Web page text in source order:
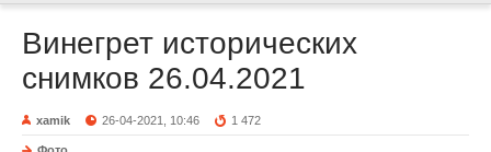
Винегрет исторических
снимков 26.04.2021
xamik 26-04-2021, 10:46 1 472